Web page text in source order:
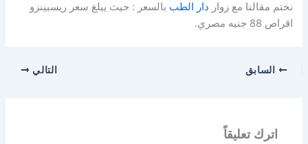
نختم مقالنا مع زوار دار الطب بالسعر : حيث يبلغ سعر ريسبينزو
اقراص 88 جنيه مصري.
السابق التالي
اترك تعليقاً